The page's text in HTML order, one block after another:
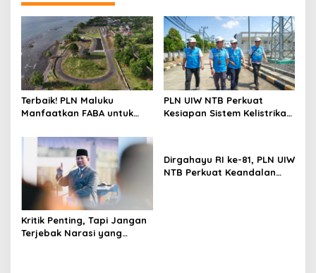
Terbaik! PLN Maluku
Manfaatkan FABA untuk
Selawaring Tidore
PLN UIW NTB Perkuat
Kesiapan Sistem Kelistrikan
Kritik Penting, Tapi Jangan
Terjebak Narasi yang
Dirgahayu RI ke-81, PLN UIW
NTB Perkuat Keandalan